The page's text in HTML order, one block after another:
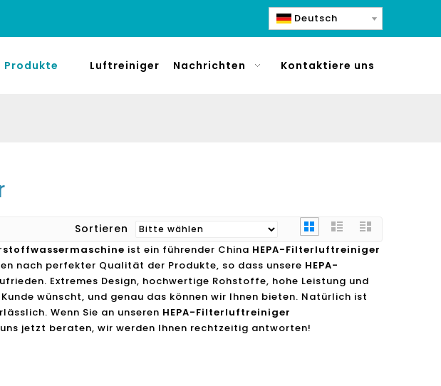
Deutsch
Produkte Luftreiniger Nachrichten Kontaktiere uns
Sortieren
ist ein führender China HEPA-Filterluftreiniger
nach perfekter Qualität der Produkte, so dass unsere HEPA-
Extremes Design, hochwertige Rohstoffe, hohe Leistung und
wünscht, und genau das können wir Ihnen bieten. Natürlich ist
Wenn Sie an unseren HEPA-Filterluftreiniger
jetzt beraten, wir werden Ihnen rechtzeitig antworten!